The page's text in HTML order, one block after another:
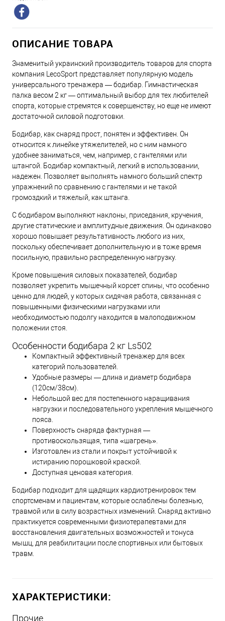
ОПИСАНИЕ ТОВАРА
Знаменитый украинский производитель товаров для спорта
компания LecoSport представляет популярную модель
универсального тренажера — бодибар. Гимнастическая
палка весом 2 кг — оптимальный выбор для тех любителей
спорта, которые стремятся к совершенству, но еще не имеют
достаточной силовой подготовки.
Бодибар, как снаряд прост, понятен и эффективен. Он
относится к линейке утяжелителей, но с ним намного
удобнее заниматься, чем, например, с гантелями или
штангой. Бодибар компактный, легкий в использовании,
надежен. Позволяет выполнять намного больший спектр
упражнений по сравнению с гантелями и не такой
громоздкий и тяжелый, как штанга.
С бодибаром выполняют наклоны, приседания, кручения,
другие статические и амплитудные движения. Он одинаково
хорошо повышает результативность любого из них,
поскольку обеспечивает дополнительную и в тоже время
посильную, правильно распределенную нагрузку.
Кроме повышения силовых показателей, бодибар
позволяет укрепить мышечный корсет спины, что особенно
ценно для людей, у которых сидячая работа, связанная с
повышенными физическими нагрузками или
необходимостью подолгу находится в малоподвижном
положении стоя.
Особенности бодибара 2 кг Ls502
Компактный эффективный тренажер для всех
категорий пользователей.
Удобные размеры — длина и диаметр бодибара
(120см/38см).
Небольшой вес для постепенного наращивания
нагрузки и последовательного укрепления мышечного
пояса.
Поверхность снаряда фактурная —
противоскользящая, типа «шагрень».
Изготовлен из стали и покрыт устойчивой к
истиранию порошковой краской.
Доступная ценовая категория.
Бодибар подходит для щадящих кардиотренировок тем
спортсменам и пациентам, которые ослаблены болезнью,
травмой или в силу возрастных изменений. Снаряд активно
практикуется современными физиотерапевтами для
восстановления двигательных возможностей и тонуса
мышц, для реабилитации после спортивных или бытовых
травм.
ХАРАКТЕРИСТИКИ:
Прочие